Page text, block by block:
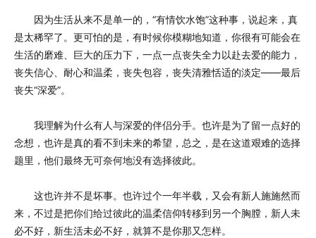
因为生活从来不是单一的，“有情饮水饱”这种事，说起来，真
是太稀罕了。更可怕的是，有时候你模糊地知道，你很有可能会在
生活的磨难、巨大的压力下，一点一点丧失全力以赴去爱的能力，
丧失信心、耐心和温柔，丧失包容，丧失清雅恬适的淡定——最后
丧失“深爱”。
我理解为什么有人与深爱的伴侣分手。也许是为了留一点好的
念想，也许是真的看不到未来的希望，总之，是在这道艰难的选择
题里，他们最终无可奈何地没有选择彼此。
这也许并不是坏事。也许过个一年半载，又会有新人施施然而
来，不过是把你们给过彼此的温柔信仰转移到另一个胸膛，新人未
必不好，新生活未必不好，就算不是你那又怎样。